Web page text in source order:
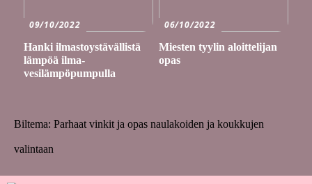
09/10/2022
Hanki ilmastoystävällistä
lämpöä ilma-
vesilämpöpumpulla
06/10/2022
Miesten tyylin aloittelijan
opas
Biltema: Parhaat vinkit ja opas naulakoiden ja koukkujen
valintaan